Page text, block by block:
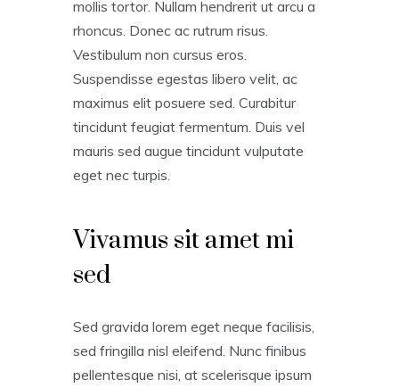
mollis tortor. Nullam hendrerit ut arcu a
rhoncus. Donec ac rutrum risus.
Vestibulum non cursus eros.
Suspendisse egestas libero velit, ac
maximus elit posuere sed. Curabitur
tincidunt feugiat fermentum. Duis vel
mauris sed augue tincidunt vulputate
eget nec turpis.
Vivamus sit amet mi
sed
Sed gravida lorem eget neque facilisis,
sed fringilla nisl eleifend. Nunc finibus
pellentesque nisi, at scelerisque ipsum